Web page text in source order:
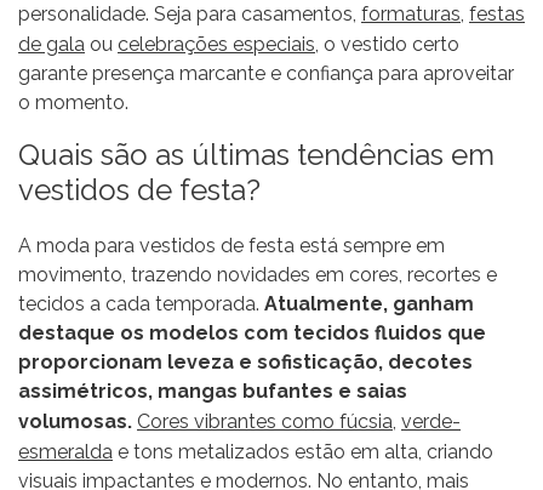
personalidade. Seja para casamentos, formaturas, festas
de gala ou celebrações especiais, o vestido certo
garante presença marcante e confiança para aproveitar
o momento.
Quais são as últimas tendências em
vestidos de festa?
A moda para vestidos de festa está sempre em
movimento, trazendo novidades em cores, recortes e
tecidos a cada temporada. Atualmente, ganham
destaque os modelos com tecidos fluidos que
proporcionam leveza e sofisticação, decotes
assimétricos, mangas bufantes e saias
volumosas. Cores vibrantes como fúcsia, verde-
esmeralda e tons metalizados estão em alta, criando
visuais impactantes e modernos. No entanto, mais